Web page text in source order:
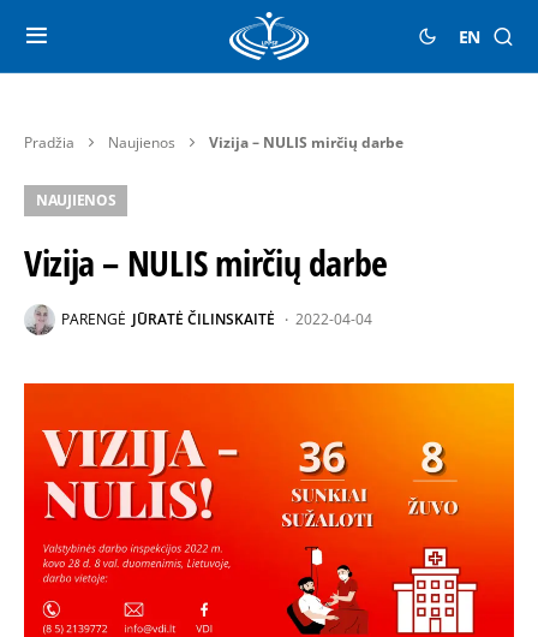
EN
Pradžia Naujienos Vizija – NULIS mirčių darbe
NAUJIENOS
Vizija – NULIS mirčių darbe
PARENGĖ JŪRATĖ ČILINSKAITĖ 2022-04-04